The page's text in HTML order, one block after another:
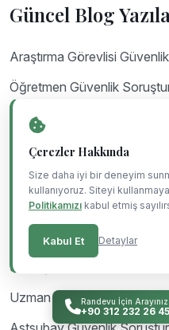
Randevu İçin Arayınız
+90 312 232 26 45
Güncel Blog
Araştırma Görevlisi
Öğretmen Güvenlik
Yedek Subay Yedek
Yedek Subay Yedek
Emsal Karar
Bekçilik Güvenlik
Güvenlik Soruşturması
Emsal Karar
Sözleşmeli Er Güvenlik
Uzman Erbaş Güvenlik
Çerezler Hakkında
Size daha iyi bir deneyim
kullanıyoruz. Siteyi
Politikamızı kabul etmiş
Kabul Et Detaylar